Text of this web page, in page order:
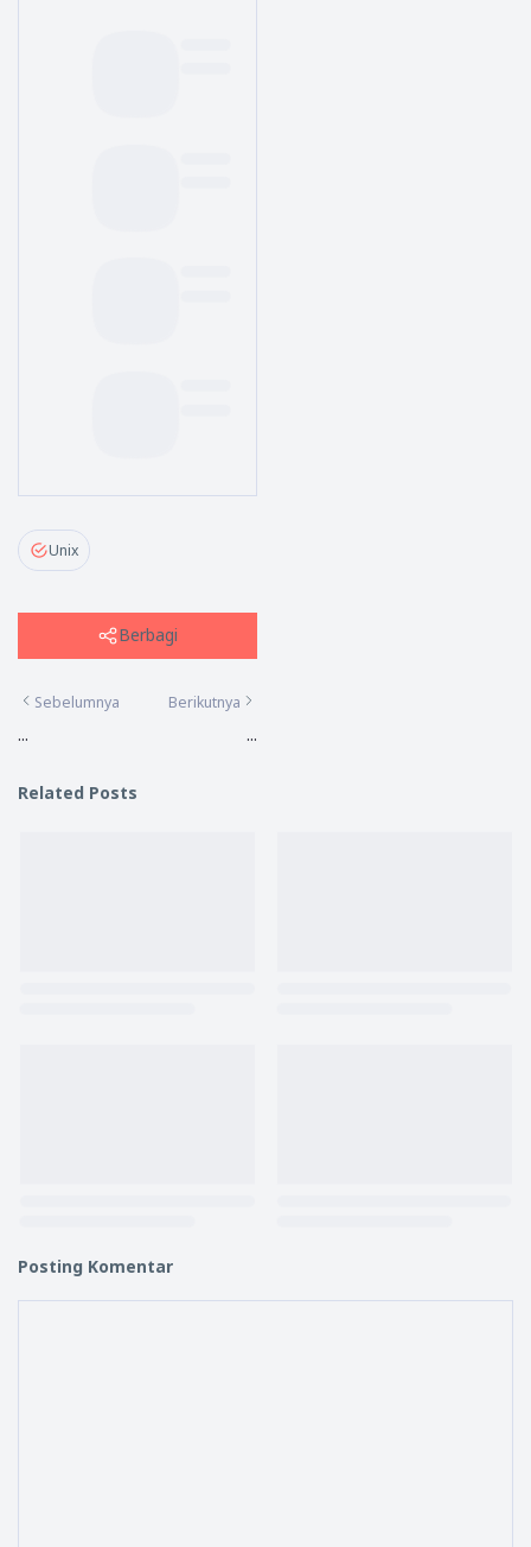
Unix
Berbagi
Sebelumnya
...
Berikutnya
...
Related Posts
Posting Komentar